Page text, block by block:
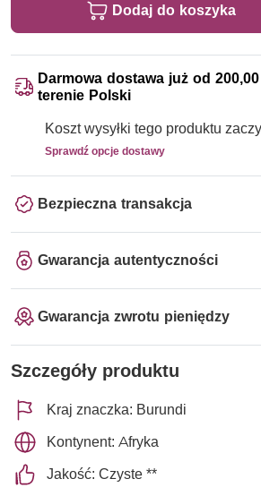
Dodaj do koszyka
Darmowa dostawa już od 200,00
terenie Polski
Koszt wysyłki tego produktu
Sprawdź opcje dostawy
Bezpieczna transakcja
Gwarancja autentyczności
Gwarancja zwrotu pieniędzy
Szczegóły produktu
Kraj znaczka: Burundi
Kontynent: Afryka
Jakość: Czyste **